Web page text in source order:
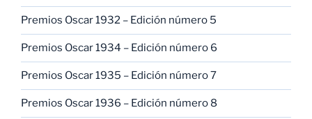
Premios Oscar 1932 – Edición número 5
Premios Oscar 1934 – Edición número 6
Premios Oscar 1935 – Edición número 7
Premios Oscar 1936 – Edición número 8